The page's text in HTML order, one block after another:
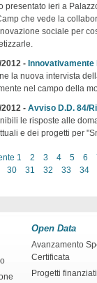
presentato ieri a
che vede la
sociale per
- Innovativamente
la nuova intervista
nel campo della
- Avviso D.D. 84/
le risposte alle
e dei progetti per
1 2 3 4 5 6
30 31 32 33 34
Open Data
Avanzamento
Certificata
Progetti finanziati